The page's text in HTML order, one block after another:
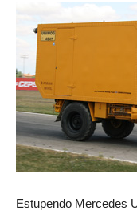
Estupendo Mercedes